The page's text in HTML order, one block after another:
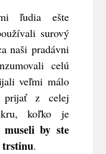
ľudia ešte
surový
naši pradávni
celú
veľmi málo
z celej
koľko je
museli by ste
trstinu.